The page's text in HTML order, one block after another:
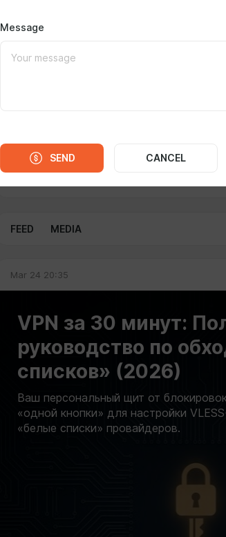
свободным в 2026 году.
Подписывайтесь, чтобы получить доступ к
Base», эксклюзивным конфигам и
FEED MEDIA
Mar 24 20:35
VPN за 30 минут:
руководство по
списков» (2026)
Ваш персональный щит от
«одной кнопки» для настройки
«белые списки» провайдеров.
Message
SEND CANCEL